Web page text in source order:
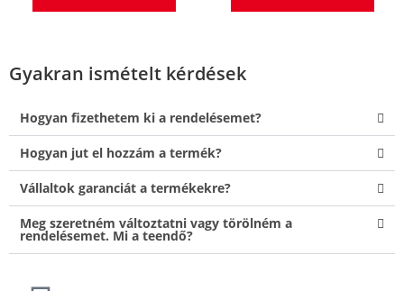
Gyakran ismételt kérdések
Hogyan fizethetem ki a rendelésemet?
Hogyan jut el hozzám a termék?
Vállaltok garanciát a termékekre?
Meg szeretném változtatni vagy törölném a
rendelésemet. Mi a teendő?